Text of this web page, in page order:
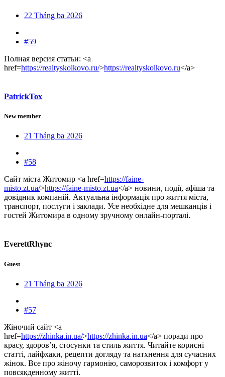
22 Tháng ba 2026
#59
Полная версия статьи: <a
href=https://realtyskolkovo.ru/>https://realtyskolkovo.ru</a>
PatrickTox
New member
21 Tháng ba 2026
#58
Сайт міста Житомир <a href=https://faine-
misto.zt.ua/>https://faine-misto.zt.ua</a> новини, події, афіша та
довідник компаній. Актуальна інформація про життя міста,
транспорт, послуги і заклади. Усе необхідне для мешканців і
гостей Житомира в одному зручному онлайн-порталі.
EverettRhync
Guest
21 Tháng ba 2026
#57
Жіночий сайт <a
href=https://zhinka.in.ua/>https://zhinka.in.ua</a> поради про
красу, здоров’я, стосунки та стиль життя. Читайте корисні
статті, лайфхаки, рецепти догляду та натхнення для сучасних
жінок. Все про жіночу гармонію, саморозвиток і комфорт у
повсякденному житті.